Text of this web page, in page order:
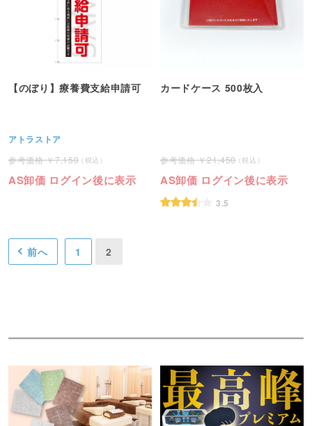
【のぼり】療養費支給申請可
アトラストア
7,150
AS卸価 ログイン後に表示
カードケース 500枚入
21,450
AS卸価 ログイン後に表示
3.5
前へ 1 2